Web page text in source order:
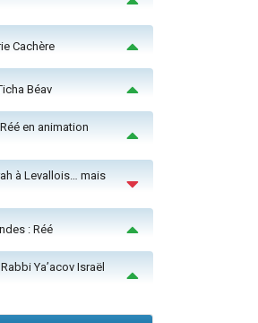
Cachère
Béav
en animation
à Levallois… mais
: Réé
Ya’acov Israël